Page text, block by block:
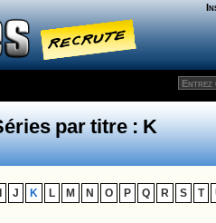
par titre : K
J K L M N O P Q R S T